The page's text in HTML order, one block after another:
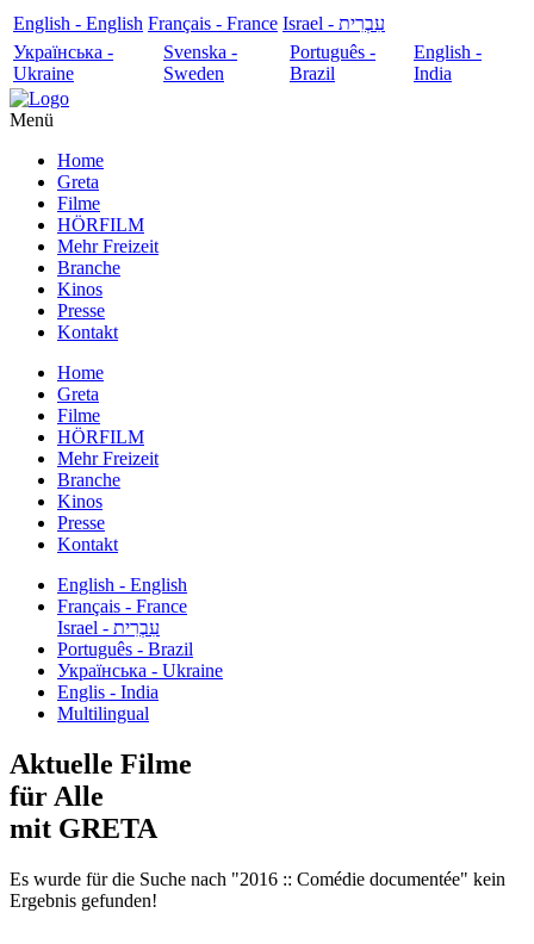
English - English Français - France
עִבְרִית - Israel
Українська -
Ukraine
Svenska -
Sweden
Português -
Brazil
English -
India
Menü
Home
Greta
Filme
HÖRFILM
Mehr Freizeit
Branche
Kinos
Presse
Kontakt
Home
Greta
Filme
HÖRFILM
Mehr Freizeit
Branche
Kinos
Presse
Kontakt
English - English
Français - France
עִבְרִית - Israel
Português - Brazil
Українська - Ukraine
Englis - India
Multilingual
Aktuelle Filme
für Alle
mit GRETA
Es wurde für die Suche nach "2016 :: Comédie documentée" kein
Ergebnis gefunden!